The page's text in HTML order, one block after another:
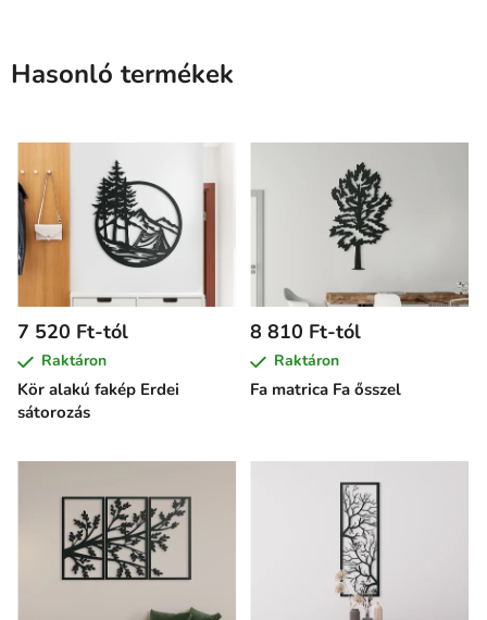
Hasonló termékek
Kör alakú fakép Erdei
sátorozás
7 520 Ft-tól
Raktáron
Fa matrica Fa ősszel
8 810 Ft-tól
Raktáron